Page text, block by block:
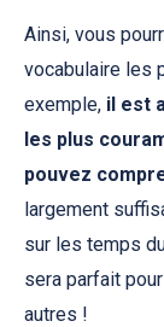
Ainsi, vous
vocabulaire les
exemple, il est
les plus
pouvez
largement
sur les temps
sera parfait
autres !